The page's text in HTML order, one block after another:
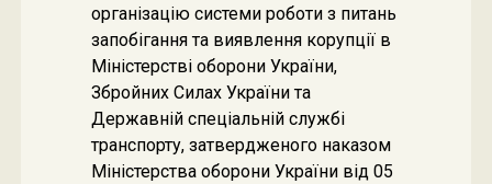
організацію системи роботи з питань
запобігання та виявлення корупції в
Міністерстві оборони України,
Збройних Силах України та
Державній спеціальній службі
транспорту, затвердженого наказом
Міністерства оборони України від 05